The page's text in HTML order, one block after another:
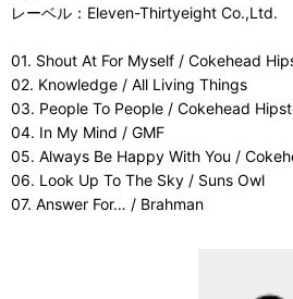
レーベル：Eleven-Thirtyeight Co.,Ltd.
01. Shout At For Myself / Cokehead
02. Knowledge / All Living Things
03. People To People / Cokehead
04. In My Mind / GMF
05. Always Be Happy With You /
06. Look Up To The Sky / Suns Owl
07. Answer For… / Brahman